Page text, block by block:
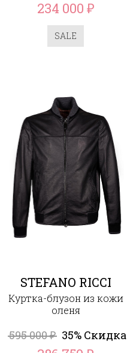
234 000 ₽
SALE
STEFANO RICCI
Куртка-блузон из кожи
оленя
595 000₽ 35% Скидка